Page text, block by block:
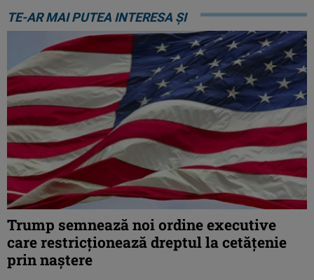
TE-AR MAI PUTEA INTERESA ȘI
Trump semnează noi ordine executive
care restricţionează dreptul la cetăţenie
prin naştere